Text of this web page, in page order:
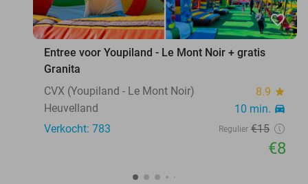
favorite_border
Entree voor Youpiland - Le Mont Noir + gratis
Granita
CVX (Youpiland - Le Mont Noir)
8.9 star
Heuvelland 10 min. directions_car
Verkocht: 783 Regulier €15
€8